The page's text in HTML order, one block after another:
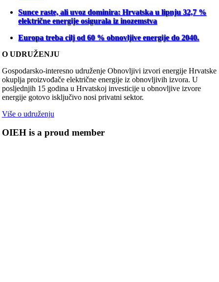
Sunce raste, ali uvoz dominira: Hrvatska u lipnju 32,7 %
električne energije osigurala iz inozemstva
Europa treba cilj od 60 % obnovljive energije do 2040.
O UDRUŽENJU
Gospodarsko-interesno udruženje Obnovljivi izvori energije Hrvatske
okuplja proizvođače električne energije iz obnovljivih izvora. U
posljednjih 15 godina u Hrvatskoj investicije u obnovljive izvore
energije gotovo isključivo nosi privatni sektor.
Više o udruženju
OIEH is a proud member